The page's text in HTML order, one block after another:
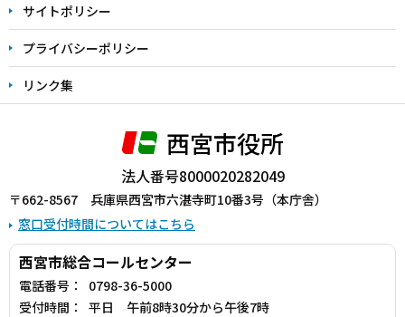
サイトポリシー
プライバシーポリシー
リンク集
西宮市役所
法人番号8000020282049
〒662-8567 兵庫県西宮市六湛寺町10番3号（本庁舎）
窓口受付時間についてはこちら
西宮市総合コールセンター
電話番号：
0798-36-5000
受付時間：
平日 午前8時30分から午後7時